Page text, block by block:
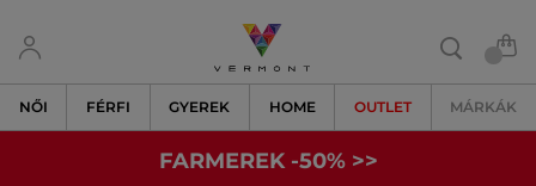
NŐI FÉRFI GYEREK HOME OUTLET MÁRKÁK
FARMEREK -50% >>